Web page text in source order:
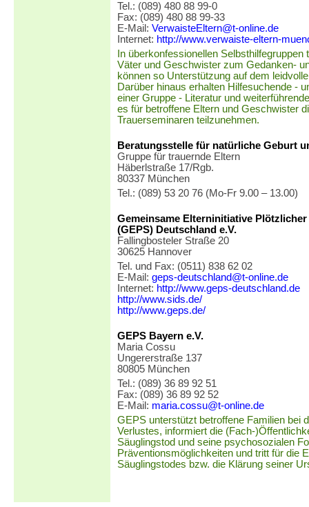
Tel.: (089) 480 88 99-0
Fax: (089) 480 88 99-33
E-Mail: VerwaisteEltern@t-online.de
Internet: http://www.verwaiste-eltern-
In überkonfessionellen
Väter und Geschwister zum Gedanken-
können so Unterstützung auf dem
Darüber hinaus erhalten Hilfesuchende -
einer Gruppe - Literatur und
es für betroffene Eltern und Geschwister
Trauerseminaren teilzunehmen.
Beratungsstelle für natürliche Geburt
Gruppe für trauernde Eltern
Häberlstraße 17/Rgb.
80337 München
Tel.: (089) 53 20 76 (Mo-Fr 9.00 – 13.00)
Gemeinsame Elterninitiative
(GEPS) Deutschland e.V.
Fallingbosteler Straße 20
30625 Hannover
Tel. und Fax: (0511) 838 62 02
E-Mail: geps-deutschland@t-online.de
Internet: http://www.geps-deutschland.de
http://www.sids.de/
http://www.geps.de/
GEPS Bayern e.V.
Maria Cossu
Ungererstraße 137
80805 München
Tel.: (089) 36 89 92 51
Fax: (089) 36 89 92 52
E-Mail: maria.cossu@t-online.de
GEPS unterstützt betroffene Familien bei
Verlustes, informiert die (Fach-
Säuglingstod und seine psychosozialen
Präventionsmöglichkeiten und tritt für die
Säuglingstodes bzw. die Klärung seiner